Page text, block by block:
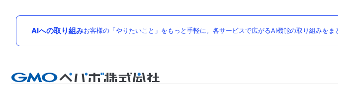
AIへの取り組みお客様の「やりたいこと」をもっと手軽に。各サービスで広がるAI機能の取り組みをま